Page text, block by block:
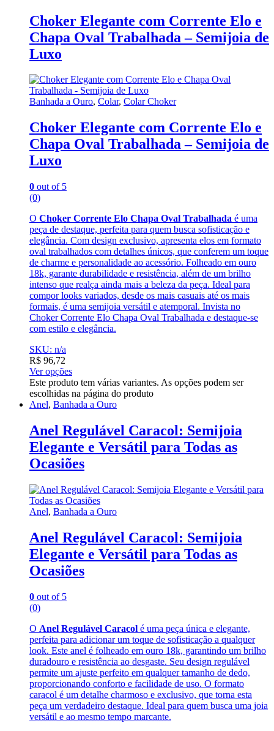
Choker Elegante com Corrente Elo e
Chapa Oval Trabalhada – Semijoia de
Luxo
Banhada a Ouro, Colar, Colar Choker
Choker Elegante com Corrente Elo e
Chapa Oval Trabalhada – Semijoia de
Luxo
0 out of 5
(0)
O Choker Corrente Elo Chapa Oval Trabalhada é uma
peça de destaque, perfeita para quem busca sofisticação e
elegância. Com design exclusivo, apresenta elos em formato
oval trabalhados com detalhes únicos, que conferem um toque
de charme e personalidade ao acessório. Folheado em ouro
18k, garante durabilidade e resistência, além de um brilho
intenso que realça ainda mais a beleza da peça. Ideal para
compor looks variados, desde os mais casuais até os mais
formais, é uma semijoia versátil e atemporal. Invista no
Choker Corrente Elo Chapa Oval Trabalhada e destaque-se
com estilo e elegância.
SKU: n/a
R$ 96,72
Ver opções
Este produto tem várias variantes. As opções podem ser
escolhidas na página do produto
Anel, Banhada a Ouro
Anel Regulável Caracol: Semijoia
Elegante e Versátil para Todas as
Ocasiões
Anel, Banhada a Ouro
Anel Regulável Caracol: Semijoia
Elegante e Versátil para Todas as
Ocasiões
0 out of 5
(0)
O Anel Regulável Caracol é uma peça única e elegante,
perfeita para adicionar um toque de sofisticação a qualquer
look. Este anel é folheado em ouro 18k, garantindo um brilho
duradouro e resistência ao desgaste. Seu design regulável
permite um ajuste perfeito em qualquer tamanho de dedo,
proporcionando conforto e facilidade de uso. O formato
caracol é um detalhe charmoso e exclusivo, que torna esta
peça um verdadeiro destaque. Ideal para quem busca uma joia
versátil e ao mesmo tempo marcante.